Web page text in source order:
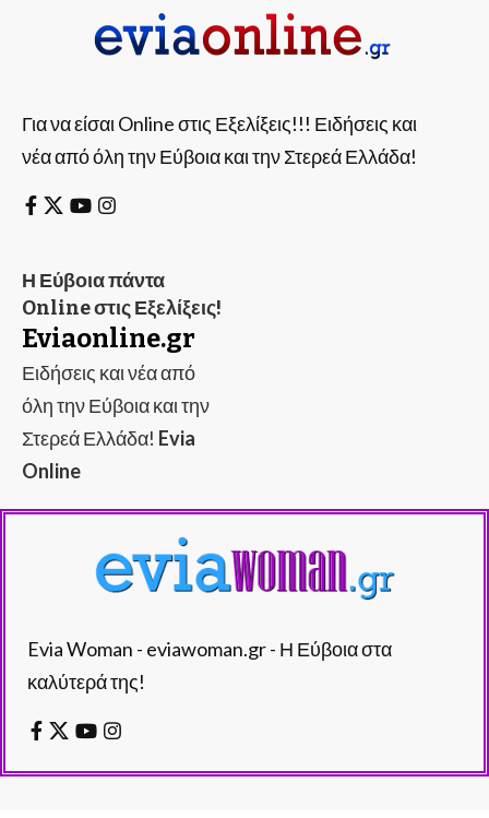
Για να είσαι Online στις Εξελίξεις!!! Ειδήσεις και
νέα από όλη την Εύβοια και την Στερεά Ελλάδα!
Η Εύβοια πάντα
Online στις Εξελίξεις!
Eviaonline.gr
Ειδήσεις και νέα από
όλη την Εύβοια και την
Στερεά Ελλάδα! Evia
Online
Evia Woman - eviawoman.gr - Η Εύβοια στα
καλύτερά της!